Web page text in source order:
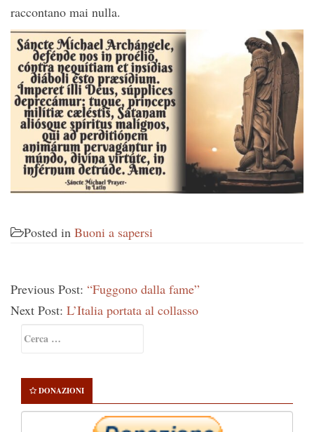
raccontano mai nulla.
Posted in Buoni a sapersi
Previous Post: “Fuggono dalla fame”
Next Post: L’Italia portata al collasso
Sidebar
DONAZIONI